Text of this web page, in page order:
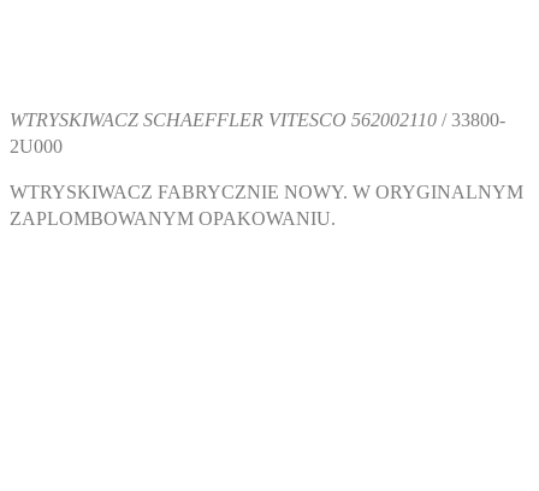
WTRYSKIWACZ SCHAEFFLER VITESCO 562002110 / 33800-
2U000
WTRYSKIWACZ FABRYCZNIE NOWY. W ORYGINALNYM
ZAPLOMBOWANYM OPAKOWANIU.